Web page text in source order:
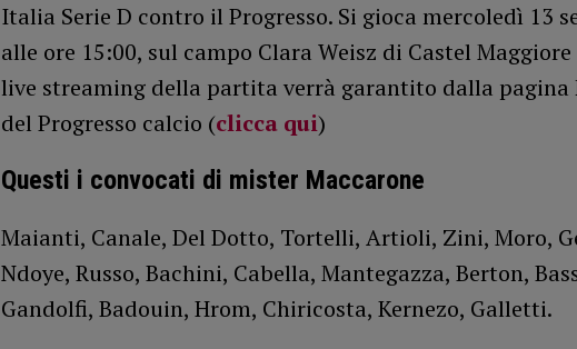
Italia Serie D contro il Progresso. Si gioca mercoledì 13
alle ore 15:00, sul campo Clara Weisz di Castel
live streaming della partita verrà garantito dalla pagina
del Progresso calcio (clicca qui)
Questi i convocati di mister Maccarone
Maianti, Canale, Del Dotto, Tortelli, Artioli, Zini, Moro,
Ndoye, Russo, Bachini, Cabella, Mantegazza, Berton,
Gandolfi, Badouin, Hrom, Chiricosta, Kernezo, Galletti.